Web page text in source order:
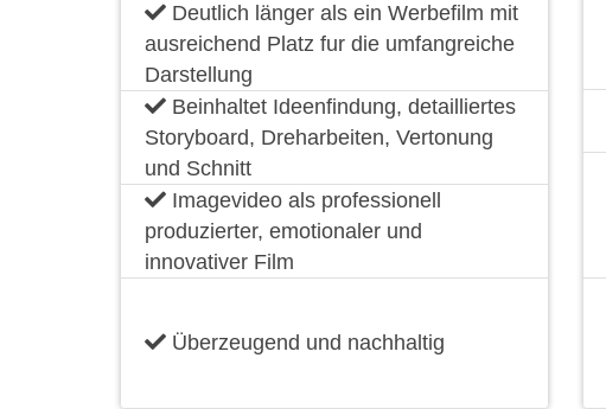
Deutlich länger als ein Werbefilm mit
ausreichend Platz fur die umfangreiche
Darstellung
Beinhaltet Ideenfindung, detailliertes
Storyboard, Dreharbeiten, Vertonung
und Schnitt
Imagevideo als professionell
produzierter, emotionaler und
innovativer Film
Überzeugend und nachhaltig